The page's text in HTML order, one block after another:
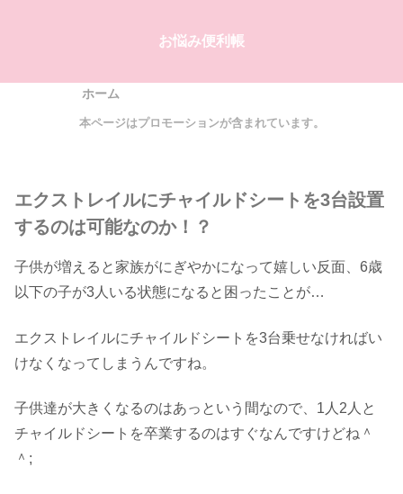
お悩み便利帳
ホーム
本ページはプロモーションが含まれています。
エクストレイルにチャイルドシートを3台設置
するのは可能なのか！？
子供が増えると家族がにぎやかになって嬉しい反面、6歳
以下の子が3人いる状態になると困ったことが…
エクストレイルにチャイルドシートを3台乗せなければい
けなくなってしまうんですね。
子供達が大きくなるのはあっという間なので、1人2人と
チャイルドシートを卒業するのはすぐなんですけどね＾
＾;